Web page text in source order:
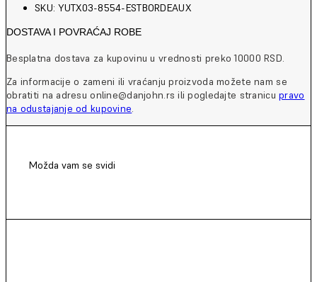
SKU: YUTX03-8554-ESTBORDEAUX
DOSTAVA I POVRAĆAJ ROBE
Besplatna dostava za kupovinu u vrednosti preko 10000 RSD.
Za informacije o zameni ili vraćanju proizvoda možete nam se
obratiti na adresu online@danjohn.rs ili pogledajte stranicupravo
na odustajanje od kupovine.
Možda vam se svidi